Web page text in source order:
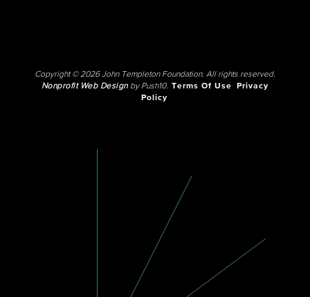
Copyright © 2026 John Templeton Foundation. All rights reserved.
Nonprofit Web Designby Push10. Terms Of Use
Privacy
Policy